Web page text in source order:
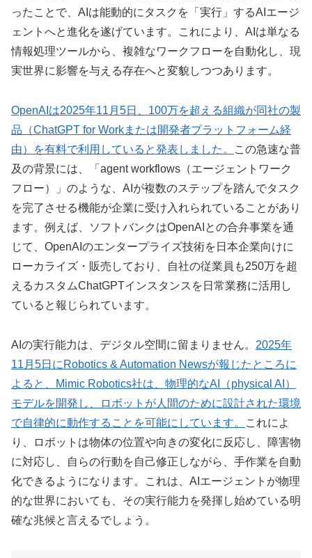
ったことで、AIは能動的にタスクを「実行」するAIエージ
ェントへと進化を遂げています。これにより、AIは単なる
情報処理ツールから、複雑なワークフローを自動化し、現
実世界に影響を与える存在へと変貌しつつあります。
OpenAIは2025年11月5日、100万を超える組織が同社の製
品（ChatGPT for Workまたは開発者プラットフォーム経
由）を有料で利用していると発表しました。
この急速な普
及の背景には、「agent workflows（エージェントワーク
フロー）」のような、AIが複数のステップを踏んでタスク
を完了させる機能が企業に受け入れられていることがあり
ます。例えば、ソフトバンクはOpenAIとの合弁事業を通
じて、OpenAIのエンタープライズ技術を日本企業向けに
ローカライズ・販売しており、自社の従業員も250万を超
えるカスタムChatGPTインスタンスを日常業務に活用し
ていると報じられています。
AIの実行能力は、デジタル空間に留まりません。 2025年
11月5日にRobotics & Automation Newsが報じたところに
よると、Mimic Robotics社は、物理的なAI（physical AI）
モデルを開発し、ロボットが人間のために設計された環境
で自律的に動作することを可能にしています。
これによ
り、ロボットは物体の位置や向きの変化に反応し、障害物
に対応し、自らの行動を自己修正しながら、手作業を自動
化できるようになります。これは、AIエージェントが物理
的な世界においても、その実行能力を発揮し始めている明
確な兆候と言えるでしょう。